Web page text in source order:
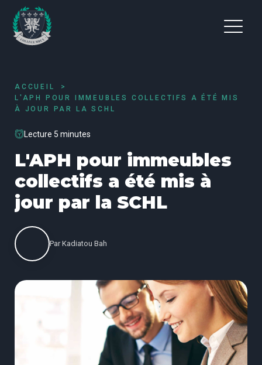
ACCUEIL
L'APH POUR IMMEUBLES COLLECTIFS A ÉTÉ MIS
À JOUR PAR LA SCHL
Lecture 5 minutes
L'APH pour immeubles
collectifs a été mis à
jour par la SCHL
Par Kadiatou Bah